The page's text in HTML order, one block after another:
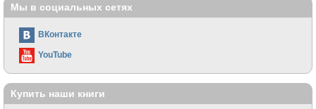
Мы в социальных сетях
ВКонтакте
YouTube
Купить наши книги